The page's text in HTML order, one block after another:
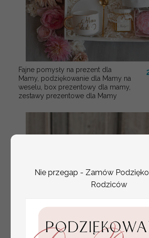
Fajne pomysły na prezent dla
Mamy, podziękowanie dla Mamy na
weselu, box prezentowy dla mamy,
zestawy prezentowe dla Mamy
Nie przegap - Zamów
Rodziców